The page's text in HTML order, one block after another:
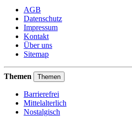
AGB
Datenschutz
Impressum
Kontakt
Über uns
Sitemap
Themen Themen
Barrierefrei
Mittelalterlich
Nostalgisch